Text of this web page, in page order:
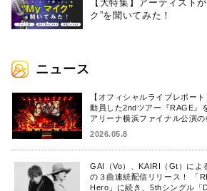
【大特集】アーティスト
ク”を聞いてみた！
ニュース
【オフィシャルライブレポー
動員した2ndツアー『RAGE』
アリーナ横浜ファイナル公演の
2026.05.8
GAI（Vo）、KAIRI（Gt）によ
の３曲連続配信リリース！ 「
Hero」に続き、5thシングル「